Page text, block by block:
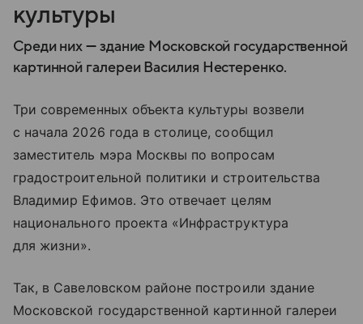
культуры
Среди них — здание Московской государственной
картинной галереи Василия Нестеренко.
Три современных объекта культуры возвели
с начала 2026 года в столице, сообщил
заместитель мэра Москвы по вопросам
градостроительной политики и строительства
Владимир Ефимов. Это отвечает целям
национального проекта «Инфраструктура
для жизни».
Так, в Савеловском районе построили здание
Московской государственной картинной галереи